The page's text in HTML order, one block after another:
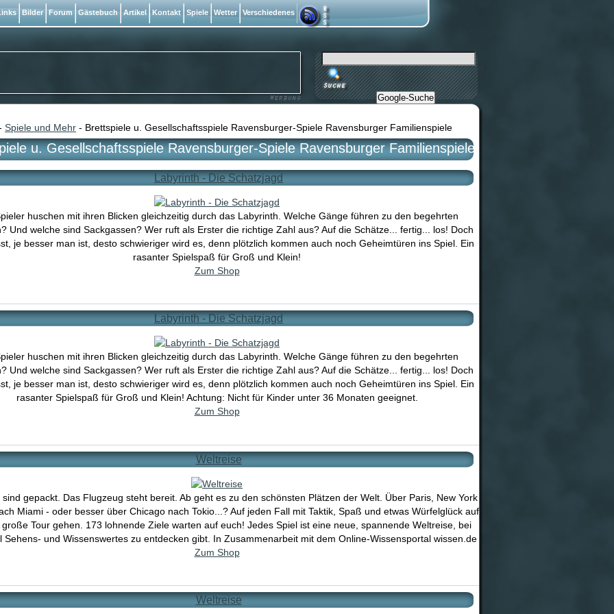
Spiele und Mehr - Brettspiele u. Gesellschaftsspiele Ravensburger-Spiele Ravensburger Familienspiele
u. Gesellschaftsspiele Ravensburger-Spiele Ravensburger Familienspiele
Labyrinth - Die Schatzjagd
huschen mit ihren Blicken gleichzeitig durch das Labyrinth. Welche Gänge führen zu den begehrten
Und welche sind Sackgassen? Wer ruft als Erster die richtige Zahl aus? Auf die Schätze... fertig... los! Doch
je besser man ist, desto schwieriger wird es, denn plötzlich kommen auch noch Geheimtüren ins Spiel. Ein
rasanter Spielspaß für Groß und Klein!
Zum Shop
Labyrinth - Die Schatzjagd
huschen mit ihren Blicken gleichzeitig durch das Labyrinth. Welche Gänge führen zu den begehrten
Und welche sind Sackgassen? Wer ruft als Erster die richtige Zahl aus? Auf die Schätze... fertig... los! Doch
je besser man ist, desto schwieriger wird es, denn plötzlich kommen auch noch Geheimtüren ins Spiel. Ein
rasanter Spielspaß für Groß und Klein! Achtung: Nicht für Kinder unter 36 Monaten geeignet.
Zum Shop
Weltreise
sind gepackt. Das Flugzeug steht bereit. Ab geht es zu den schönsten Plätzen der Welt. Über Paris, New York
Miami - oder besser über Chicago nach Tokio...? Auf jeden Fall mit Taktik, Spaß und etwas Würfelglück auf
Tour gehen. 173 lohnende Ziele warten auf euch! Jedes Spiel ist eine neue, spannende Weltreise, bei
Sehens- und Wissenswertes zu entdecken gibt. In Zusammenarbeit mit dem Online-Wissensportal wissen.de
Zum Shop
Weltreise
Bilder Forum Gästebuch Artikel Kontakt Spiele Wetter Verschiedenes
Google-Suche